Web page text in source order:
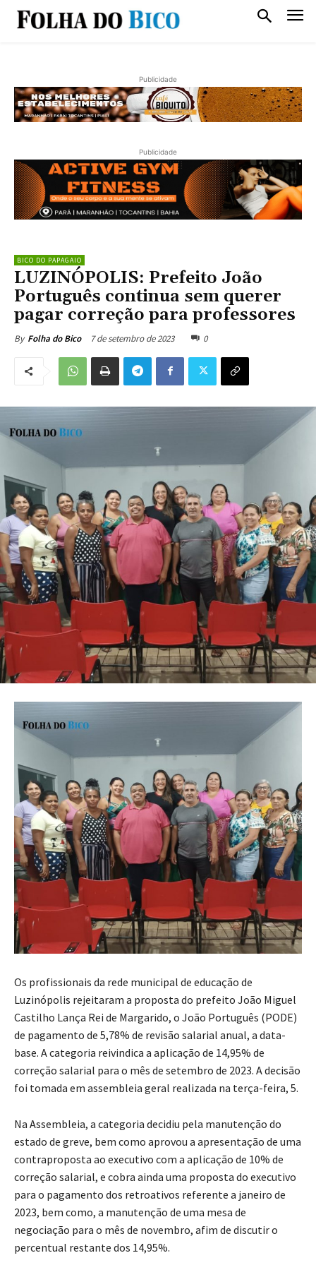
Publicidade
Publicidade
BICO DO PAPAGAIO
LUZINÓPOLIS: Prefeito João
Português continua sem querer
pagar correção para professores
By Folha do Bico 7 de setembro de 2023 0
Os profissionais da rede municipal de educação de
Luzinópolis rejeitaram a proposta do prefeito João Miguel
Castilho Lança Rei de Margarido, o João Português (PODE)
de pagamento de 5,78% de revisão salarial anual, a data-
base. A categoria reivindica a aplicação de 14,95% de
correção salarial para o mês de setembro de 2023. A decisão
foi tomada em assembleia geral realizada na terça-feira, 5.
Na Assembleia, a categoria decidiu pela manutenção do
estado de greve, bem como aprovou a apresentação de uma
contraproposta ao executivo com a aplicação de 10% de
correção salarial, e cobra ainda uma proposta do executivo
para o pagamento dos retroativos referente a janeiro de
2023, bem como, a manutenção de uma mesa de
negociação para o mês de novembro, afim de discutir o
percentual restante dos 14,95%.